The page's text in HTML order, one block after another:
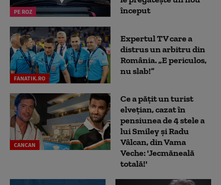
PE ROZ
început
FANATIK.RO
Expertul TV care a
distrus un arbitru din
România. „E periculos,
nu slab!”
CANCAN
Ce a pățit un turist
elvețian, cazat în
pensiunea de 4 stele a
lui Smiley și Radu
Vâlcan, din Vama
Veche: 'Jecmăneală
totală!'